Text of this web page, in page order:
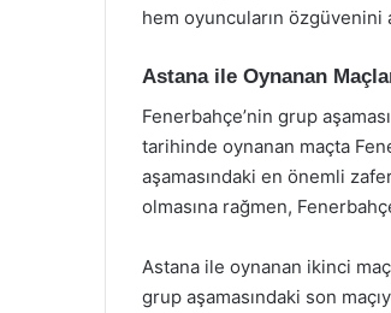
hem oyuncuların özgüvenini
Astana ile Oynanan
Fenerbahçe’nin grup
tarihinde oynanan maçta
aşamasındaki en önemli
olmasına rağmen,
Astana ile oynanan ikinci
grup aşamasındaki son